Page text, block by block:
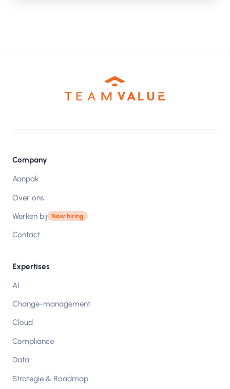
Company
Aanpak
Over ons
Werken bij Now hiring
Contact
Expertises
AI
Change-management
Cloud
Compliance
Data
Strategie & Roadmap